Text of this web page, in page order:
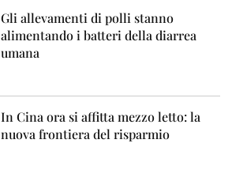
Gli allevamenti di polli stanno
alimentando i batteri della diarrea
umana
In Cina ora si affitta mezzo letto: la
nuova frontiera del risparmio